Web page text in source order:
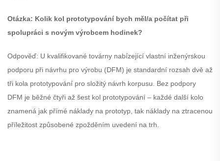
Otázka: Kolik kol prototypování bych měl/a počítat při
spolupráci s novým výrobcem hodinek?
Odpověď: U kvalifikované továrny nabízející vlastní inženýrskou
podporu při návrhu pro výrobu (DFM) je standardní rozsah dvě až
tři kola prototypování pro složitý návrh korpusu. Bez podpory
DFM je běžné čtyři až šest kol prototypování – každé další kolo
znamená jak přímé náklady na prototyp, tak náklady na ztracenou
příležitost způsobené zpožděním uvedení na trh.